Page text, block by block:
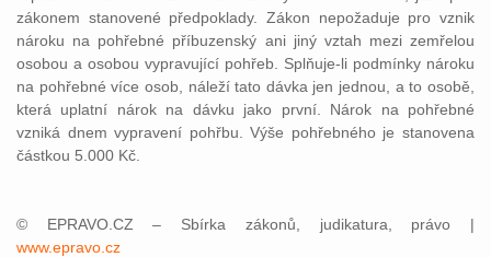
zákonem stanovené předpoklady. Zákon nepožaduje pro vznik
nároku na pohřebné příbuzenský ani jiný vztah mezi zemřelou
osobou a osobou vypravující pohřeb. Splňuje-li podmínky nároku
na pohřebné více osob, náleží tato dávka jen jednou, a to osobě,
která uplatní nárok na dávku jako první. Nárok na pohřebné
vzniká dnem vypravení pohřbu. Výše pohřebného je stanovena
částkou 5.000 Kč.
© EPRAVO.CZ – Sbírka zákonů, judikatura, právo |
www.epravo.cz